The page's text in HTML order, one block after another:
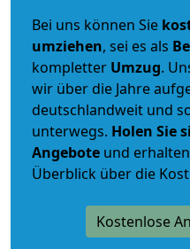
Bei uns können Sie
umziehen, sei es als
kompletter Umzug.
wir über die Jahre
deutschlandweit und
unterwegs. Holen Sie
Angebote und
Überblick über die
Kostenlose